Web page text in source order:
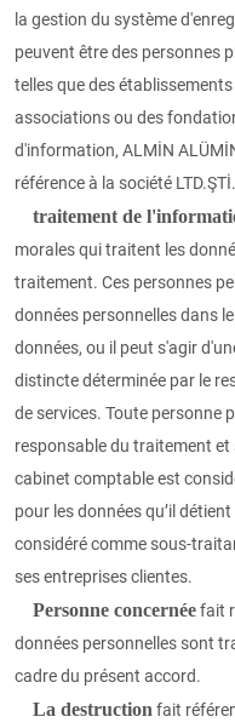
la gestion du système
peuvent être des personnes
telles que des
associations ou des
d'information, ALMİN
référence à la société LTD.ŞTİ.
traitement de
morales qui traitent les
traitement. Ces personnes
données personnelles dans
données, ou il peut s'agir
distincte déterminée par le
de services. Toute personne
responsable du traitement et
cabinet comptable est
pour les données qu’il
considéré comme sous-
ses entreprises clientes.
Personne concernéefait
données personnelles sont
cadre du présent accord.
La destruction fait